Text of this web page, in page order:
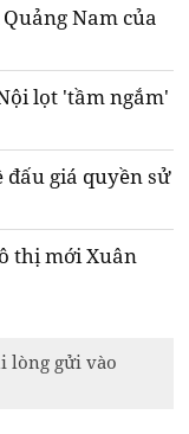
Nam của
lọt 'tầm ngắm'
giá quyền sử
thị mới Xuân
lòng gửi vào